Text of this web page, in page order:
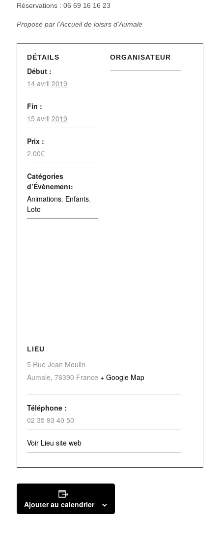
Réservations : 06 69 16 16 23
Proposé par l’Accueil de loisirs d’Aumale
DÉTAILS
Début :
14 avril 2019
Fin :
15 avril 2019
Prix :
2.00€
Catégories
d’Évènement:
Animations, Enfants,
Loto
ORGANISATEUR
LIEU
5 Rue Jean Moulin
Aumale, 76390 France + Google Map
Téléphone :
02 35 93 40 50
Voir Lieu site web
Ajouter au calendrier